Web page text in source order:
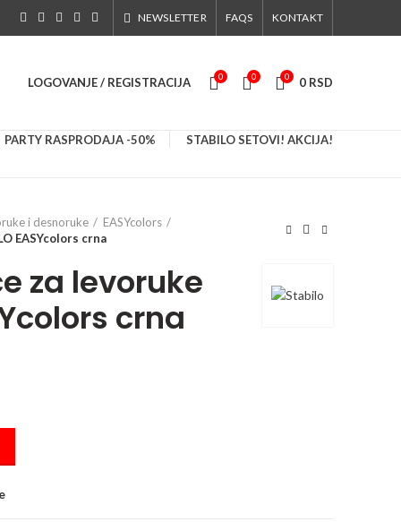
NEWSLETTER FAQS KONTAKT
LOGOVANJE / REGISTRACIJA 0 0 0 0 RSD
PARTY RASPRODAJA -50% STABILO SETOVI! AKCIJA!
i desnoruke
EASYcolors
EASYcolors crna
za levoruke
crna